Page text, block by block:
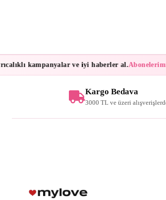
kampanyalar ve iyi haberler al.Abonelerimize
Kargo Bedava
3000 TL ve üzeri